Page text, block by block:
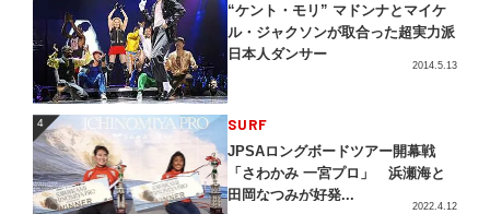
“ケント・モリ” マドンナとマイケ
ル・ジャクソンが取合った超実力派
日本人ダンサー
2014.5.13
4 SURF
JPSAロングボードツアー開幕戦
「さわかみ 一宮プロ」 浜瀬海と
田岡なつみが好発...
2022.4.12